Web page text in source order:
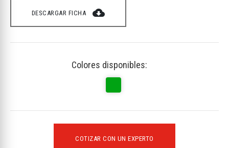
DESCARGAR FICHA cloud_download
Colores disponibles:
COTIZAR CON UN EXPERTO